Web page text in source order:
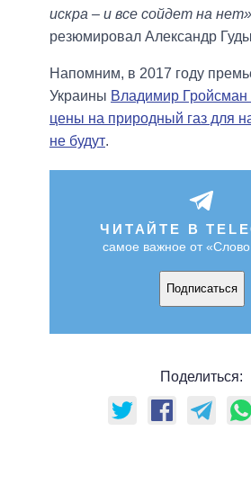
искра – и все сойдет на нет»
резюмировал Александр
Напомним, в 2017 году
Украины Владимир Гройсман
цены на природный газ для
не будут.
ЧИТАЙТЕ В
самое важное от
Подписаться
Поделиться: